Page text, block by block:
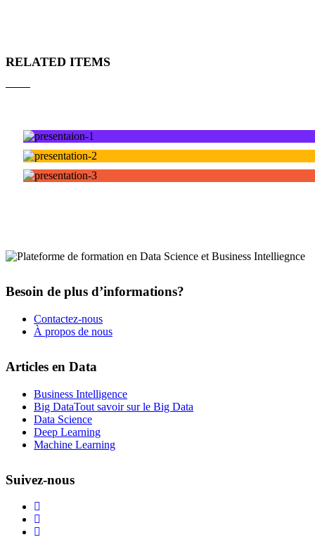
RELATED ITEMS
Besoin de plus d’informations?
Contactez-nous
À propos de nous
Articles en Data
Business Intelligence
Big DataTout savoir sur le Big Data
Data Science
Deep Learning
Machine Learning
Suivez-nous